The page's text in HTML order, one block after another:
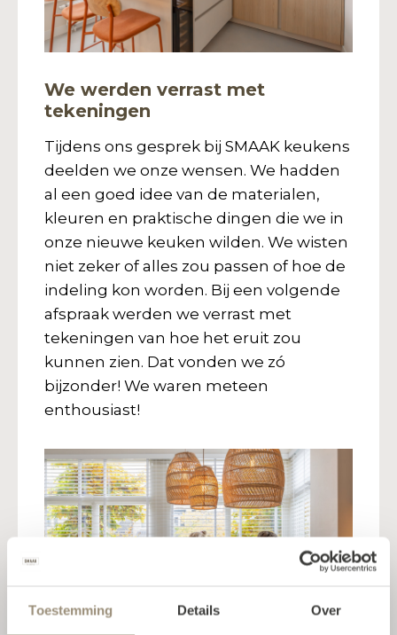
Toestemming Details Over
We werden verrast met
tekeningen
Tijdens ons gesprek bij SMAAK keukens
deelden we onze wensen. We hadden
al een goed idee van de materialen,
kleuren en praktische dingen die we in
onze nieuwe keuken wilden. We wisten
niet zeker of alles zou passen of hoe de
indeling kon worden. Bij een volgende
afspraak werden we verrast met
tekeningen van hoe het eruit zou
kunnen zien. Dat vonden we zó
bijzonder! We waren meteen
enthousiast!